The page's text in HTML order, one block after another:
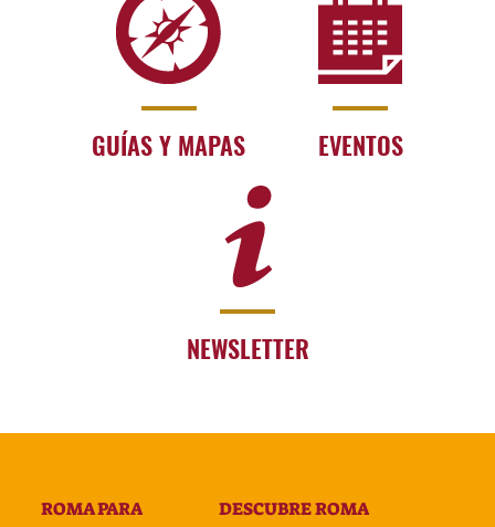
GUÍAS Y MAPAS EVENTOS
NEWSLETTER
ROMA PARA DESCUBRE ROMA